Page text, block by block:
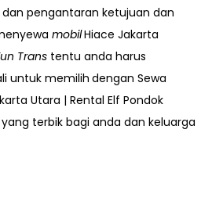
pengantaran ketujuan dan
mobilHiace Jakarta
Trans tentu anda harus
untuk memilih dengan Sewa
Utara | Rental Elf Pondok
terbik bagi anda dan keluarga